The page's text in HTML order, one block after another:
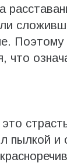
что
пылкой и